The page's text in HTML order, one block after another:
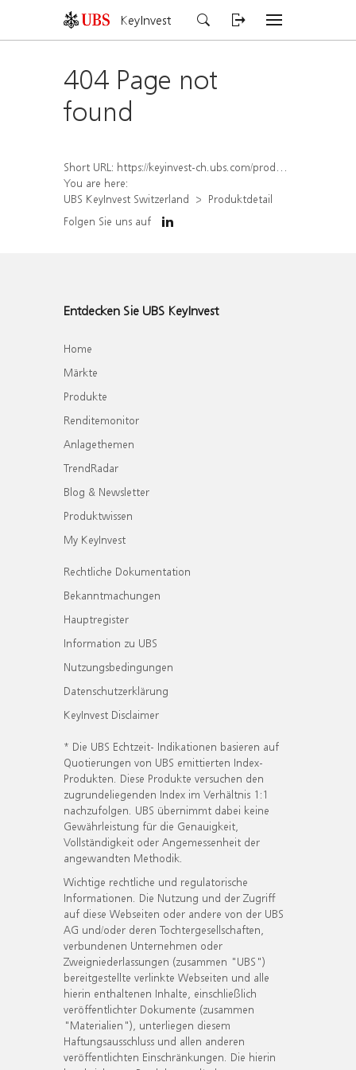
KeyInvest
404 Page not
found
Short URL: https://keyinvest-ch.ubs.com/produkt/detail/index/isin/CH1577996726
You are here:
UBS KeyInvest Switzerland
Produktdetail
Folgen Sie uns auf
Entdecken Sie UBS KeyInvest
Home
Märkte
Produkte
Renditemonitor
Anlagethemen
TrendRadar
Blog & Newsletter
Produktwissen
My KeyInvest
Rechtliche Dokumentation
Bekanntmachungen
Hauptregister
Information zu UBS
Nutzungsbedingungen
Datenschutzerklärung
KeyInvest Disclaimer
* Die UBS Echtzeit- Indikationen basieren auf
Quotierungen von UBS emittierten Index-
Produkten. Diese Produkte versuchen den
zugrundeliegenden Index im Verhältnis 1:1
nachzufolgen. UBS übernimmt dabei keine
Gewährleistung für die Genauigkeit,
Vollständigkeit oder Angemessenheit der
angewandten Methodik.
Wichtige rechtliche und regulatorische
Informationen. Die Nutzung und der Zugriff
auf diese Webseiten oder andere von der UBS
AG und/oder deren Tochtergesellschaften,
verbundenen Unternehmen oder
Zweigniederlassungen (zusammen "UBS")
bereitgestellte verlinkte Webseiten und alle
hierin enthaltenen Inhalte, einschließlich
veröffentlichter Dokumente (zusammen
"Materialien"), unterliegen diesem
Haftungsausschluss und allen anderen
veröffentlichten Einschränkungen. Die hierin